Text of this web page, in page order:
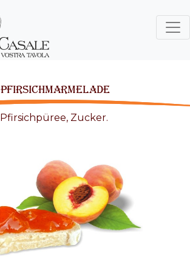
PFIRSICHMARMELADE
Pfirsichpüree, Zucker.